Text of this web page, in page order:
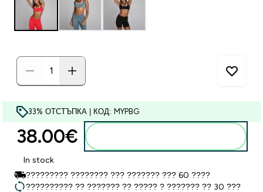
33% ОТСТЪПКА | КОД: MYPBG
38.00€‎
In stock
????????? ???????? ??? ??????? ??? 60 ????
?????????? ?? ??????? ?? ????? ? ??????? ?? 30 ???